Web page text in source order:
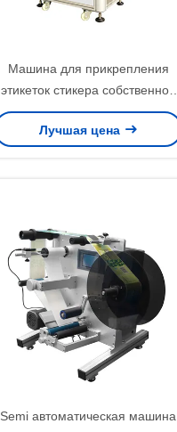
Машина для прикрепления
этикеток стикера собственной
личности точности слипчивая
для бутылки склянки
Лучшая цена
Semi автоматическая машина